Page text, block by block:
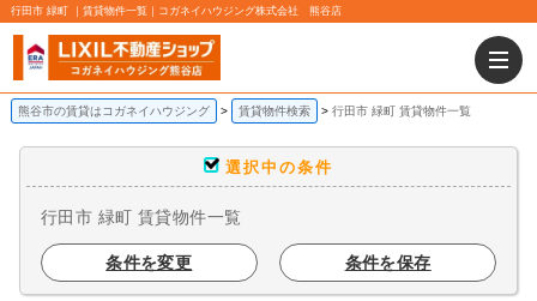
行田市 緑町 ｜賃貸物件一覧｜コガネイハウジング株式会社 熊谷店
熊谷市の賃貸はコガネイハウジング 賃貸物件検索 行田市 緑町 賃貸物件一覧
選択中の条件
行田市 緑町 賃貸物件一覧
条件を変更 条件を保存